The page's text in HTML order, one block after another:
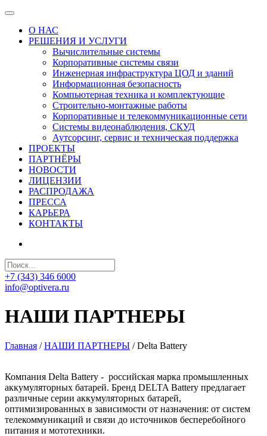
О НАС
РЕШЕНИЯ И УСЛУГИ
Вычислительные системы
Корпоративные системы связи
Инженерная инфраструктура ЦОД и зданий
Информационная безопасность
Компьютерная техника и комплектующие
Строительно-монтажные работы
Корпоративные и телекоммуникационные сети
Системы видеонаблюдения, СКУД
Аутсорсинг, сервис и техническая поддержка
ПРОЕКТЫ
ПАРТНЁРЫ
НОВОСТИ
ЛИЦЕНЗИИ
РАСПРОДАЖА
ПРЕССА
КАРЬЕРА
КОНТАКТЫ
+7 (343) 346 6000
info@optivera.ru
НАШИ ПАРТНЕРЫ
Главная / НАШИ ПАРТНЕРЫ / Delta Battery
Компания Delta Battery - российская марка промышленных
аккумуляторных батарей. Бренд DELTA Battery предлагает
различные серии аккумуляторных батарей,
оптимизированных в зависимости от назначения: от систем
телекоммуникаций и связи до источников бесперебойного
питания и мототехники.